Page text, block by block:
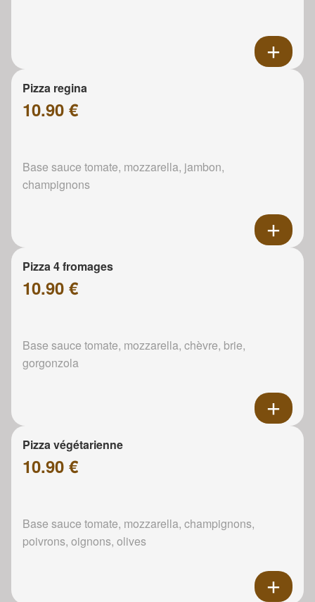
Pizza regina
10.90 €
Base sauce tomate, mozzarella, jambon,
champignons
Pizza 4 fromages
10.90 €
Base sauce tomate, mozzarella, chèvre, brie,
gorgonzola
Pizza végétarienne
10.90 €
Base sauce tomate, mozzarella, champignons,
poivrons, oignons, olives